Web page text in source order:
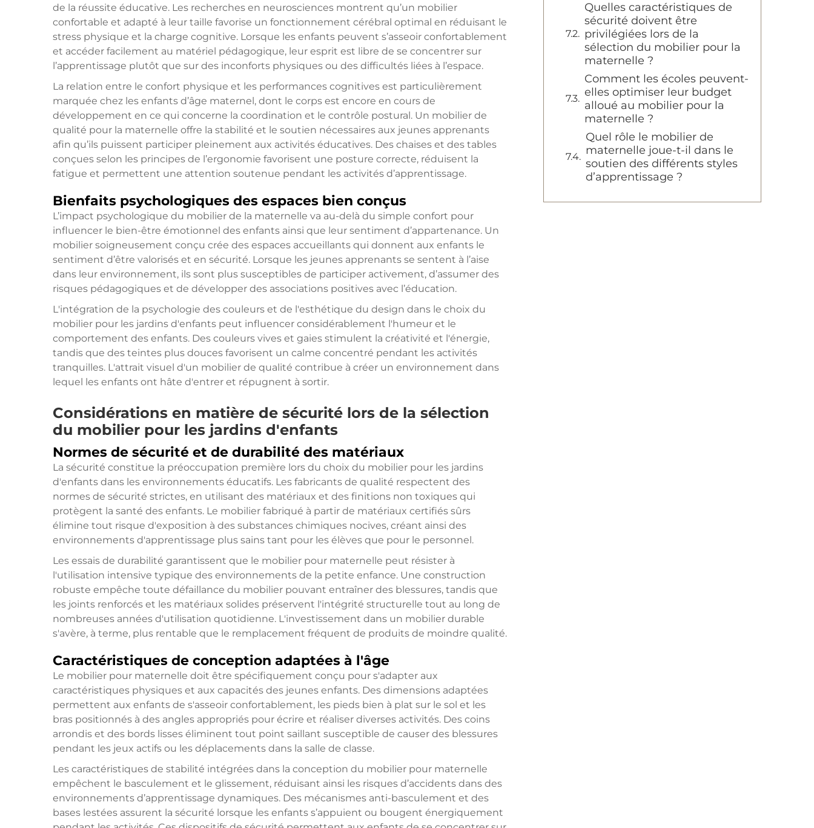
de la réussite éducative. Les recherches en neurosciences montrent qu’un mobilier
confortable et adapté à leur taille favorise un fonctionnement cérébral optimal en réduisant le
stress physique et la charge cognitive. Lorsque les enfants peuvent s’asseoir confortablement
et accéder facilement au matériel pédagogique, leur esprit est libre de se concentrer sur
l’apprentissage plutôt que sur des inconforts physiques ou des difficultés liées à l’espace.
La relation entre le confort physique et les performances cognitives est particulièrement
marquée chez les enfants d’âge maternel, dont le corps est encore en cours de
développement en ce qui concerne la coordination et le contrôle postural. Un mobilier de
qualité pour la maternelle offre la stabilité et le soutien nécessaires aux jeunes apprenants
afin qu’ils puissent participer pleinement aux activités éducatives. Des chaises et des tables
conçues selon les principes de l’ergonomie favorisent une posture correcte, réduisent la
fatigue et permettent une attention soutenue pendant les activités d’apprentissage.
Bienfaits psychologiques des espaces bien conçus
L’impact psychologique du mobilier de la maternelle va au-delà du simple confort pour
influencer le bien-être émotionnel des enfants ainsi que leur sentiment d’appartenance. Un
mobilier soigneusement conçu crée des espaces accueillants qui donnent aux enfants le
sentiment d’être valorisés et en sécurité. Lorsque les jeunes apprenants se sentent à l’aise
dans leur environnement, ils sont plus susceptibles de participer activement, d’assumer des
risques pédagogiques et de développer des associations positives avec l’éducation.
L'intégration de la psychologie des couleurs et de l'esthétique du design dans le choix du
mobilier pour les jardins d'enfants peut influencer considérablement l'humeur et le
comportement des enfants. Des couleurs vives et gaies stimulent la créativité et l'énergie,
tandis que des teintes plus douces favorisent un calme concentré pendant les activités
tranquilles. L'attrait visuel d'un mobilier de qualité contribue à créer un environnement dans
lequel les enfants ont hâte d'entrer et répugnent à sortir.
Considérations en matière de sécurité lors de la sélection
du mobilier pour les jardins d'enfants
Normes de sécurité et de durabilité des matériaux
La sécurité constitue la préoccupation première lors du choix du mobilier pour les jardins
d'enfants dans les environnements éducatifs. Les fabricants de qualité respectent des
normes de sécurité strictes, en utilisant des matériaux et des finitions non toxiques qui
protègent la santé des enfants. Le mobilier fabriqué à partir de matériaux certifiés sûrs
élimine tout risque d'exposition à des substances chimiques nocives, créant ainsi des
environnements d'apprentissage plus sains tant pour les élèves que pour le personnel.
Les essais de durabilité garantissent que le mobilier pour maternelle peut résister à
l'utilisation intensive typique des environnements de la petite enfance. Une construction
robuste empêche toute défaillance du mobilier pouvant entraîner des blessures, tandis que
les joints renforcés et les matériaux solides préservent l'intégrité structurelle tout au long de
nombreuses années d'utilisation quotidienne. L'investissement dans un mobilier durable
s'avère, à terme, plus rentable que le remplacement fréquent de produits de moindre qualité.
Caractéristiques de conception adaptées à l'âge
Le mobilier pour maternelle doit être spécifiquement conçu pour s'adapter aux
caractéristiques physiques et aux capacités des jeunes enfants. Des dimensions adaptées
permettent aux enfants de s'asseoir confortablement, les pieds bien à plat sur le sol et les
bras positionnés à des angles appropriés pour écrire et réaliser diverses activités. Des coins
arrondis et des bords lisses éliminent tout point saillant susceptible de causer des blessures
pendant les jeux actifs ou les déplacements dans la salle de classe.
Les caractéristiques de stabilité intégrées dans la conception du mobilier pour maternelle
empêchent le basculement et le glissement, réduisant ainsi les risques d’accidents dans des
environnements d’apprentissage dynamiques. Des mécanismes anti-basculement et des
bases lestées assurent la sécurité lorsque les enfants s’appuient ou bougent énergiquement
Quelles caractéristiques de
sécurité doivent être
privilégiées lors de la
sélection du mobilier pour la
maternelle ?
Comment les écoles peuvent-
elles optimiser leur budget
alloué au mobilier pour la
maternelle ?
Quel rôle le mobilier de
maternelle joue-t-il dans le
soutien des différents styles
d’apprentissage ?